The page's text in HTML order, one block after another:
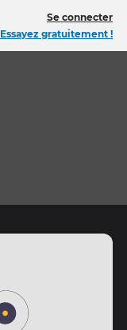
Se connecter
Essayez gratuitement !